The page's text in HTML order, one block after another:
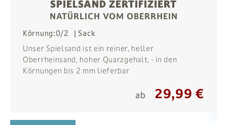
SPIELSAND ZERTIFIZIERT
NATÜRLICH VOM OBERRHEIN
Körnung:0/2
Sack
Unser Spielsand ist ein reiner, heller
Oberrheinsand, hoher Quarzgehalt, - in den
Körnungen bis 2 mm lieferbar
ab 29,99 €